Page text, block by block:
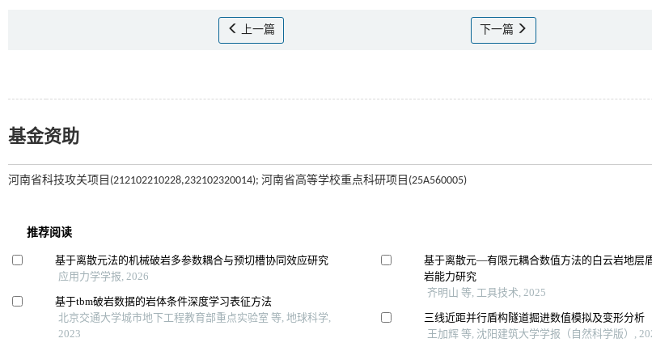
上一篇 下一篇
基金资助
河南省科技攻关项目(212102210228,232102320014); 河南省高等学校重点科研项目(25A560005)